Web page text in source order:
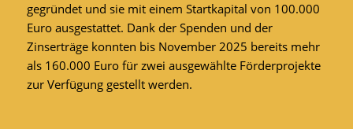
gegründet und sie mit einem Startkapital von 100.000
Euro ausgestattet. Dank der Spenden und der
Zinserträge konnten bis November 2025 bereits mehr
als 160.000 Euro für zwei ausgewählte Förderprojekte
zur Verfügung gestellt werden.